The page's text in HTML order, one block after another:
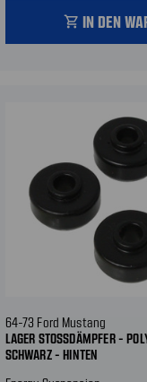
shopping_cart IN DEN
64-73 Ford Mustang
LAGER STOSSDÄMPFER -
CHWARZ - HINTEN